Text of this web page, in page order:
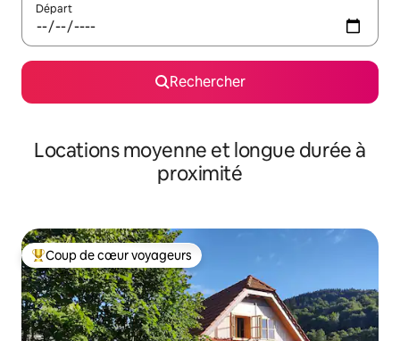
Départ
Rechercher
Locations moyenne et longue durée à
proximité
Coups de cœur voyageurs les plus appréciés
Coup de cœur voyageurs